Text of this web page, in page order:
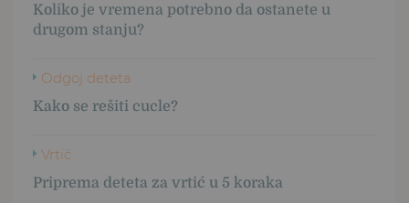
Koliko je vremena potrebno da ostanete u
drugom stanju?
Odgoj deteta
Kako se rešiti cucle?
Vrtić
Priprema deteta za vrtić u 5 koraka